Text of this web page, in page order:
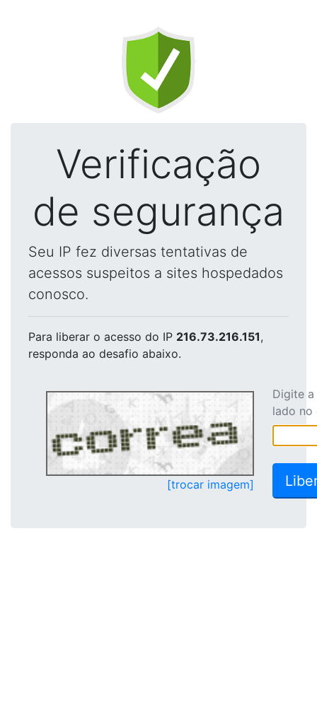
Verificação
de segurança
Seu IP fez diversas tentativas de
acessos suspeitos a sites hospedados
conosco.
Para liberar o acesso do IP 216.73.216.151,
responda ao desafio abaixo.
[trocar imagem]
Digite
lado no